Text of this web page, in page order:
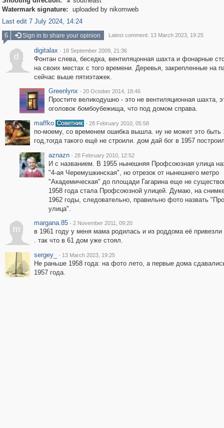
Watermark signature:
uploaded by nikomweb
Last edit 7 July 2024, 14:24
6
Sign in to share your opinion Latest comment: 13 March 2023, 19:25
d
digitalax · 18 September 2009, 21:36
Фонтан слева, беседка, вентиляцонная шахта и фонарные
на своих местах с того времени. Деревья, закрепленные на
сейчас выше пятиэтажек.
Greenlynx · 20 October 2014, 18:46
Простите великодушно - это не вентиляционная шахта,
оголовок бомбоубежища, что под домом справа.
maffko
· 28 February 2010, 05:58
по-моему, со временем ошибка вышла. ну не может это быть
год,тогда такого ещё не строили. дом дай бог в 1957
aznazn · 28 February 2010, 12:52
И с названием. В 1955 нынешняя Профсоюзная улица
"4-ая Черемушкинская", но отрезок от нынешнего метро
"Академическая" до площади Гагарина еще не
1958 года стала Профсоюзной улицей. Думаю, на
1962 годы, следовательно, правильно фото назвать
улица".
m
margana.85 · 2 November 2011, 09:20
в 1961 году у меня мама родилась и из роддома её
. так что в 61 дом уже стоял.
sergey_
· 13 March 2023, 19:25
Не раньше 1958 года: на фото лето, а первые дома
1957 года.